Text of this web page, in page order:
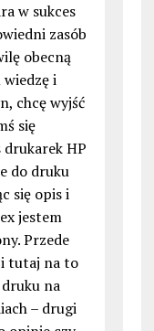
w sukces
zasób
obecną
i
chcę wyjść
się
HP
do druku
się opis i
jestem
Przede
tutaj na to
na
– drugi